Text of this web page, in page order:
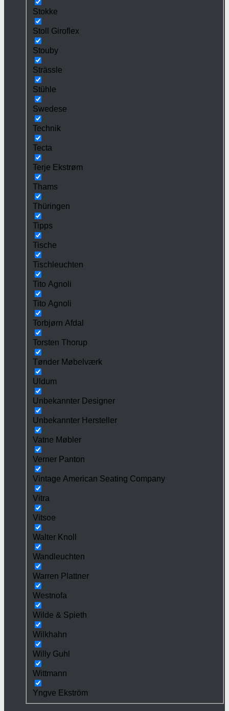
Stokke
Stoll Giroflex
Stouby
Strässle
Stühle
Swedese
Technik
Tecta
Terje Ekstrøm
Thams
Thüringen
Tipps
Tische
Tischleuchten
Tito Agnoli
Tito Agnoli
Torbjørn Afdal
Torsten Thorup
Tønder Møbelværk
Uldum
Unbekannter Designer
Unbekannter Hersteller
Vatne Møbler
Verner Panton
Vintage American Seating Company
Vitra
Vitsoe
Walter Knoll
Wandleuchten
Warren Plattner
Westnofa
Wilde & Spieth
Wilkhahn
Willy Guhl
Wittmann
Yngve Ekström